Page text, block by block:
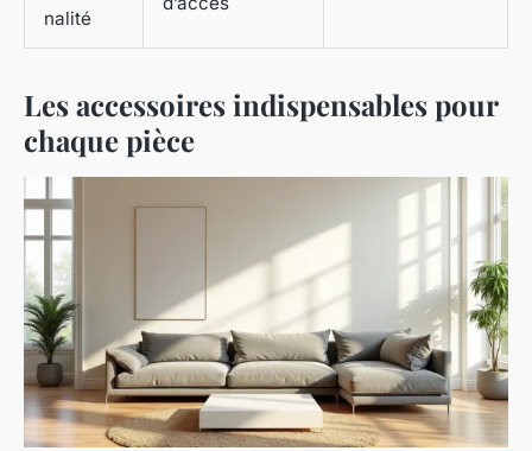
nalité
Les accessoires indispensables pour
chaque pièce